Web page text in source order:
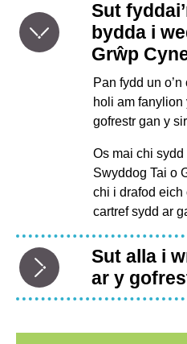
Sut
bydda i
Grŵp
Pan fydd un
holi am fanylion
gofrestr gan y
Os mai chi sydd
Swyddog Tai o
chi i drafod
cartref sydd ar
Sut alla i
ar y